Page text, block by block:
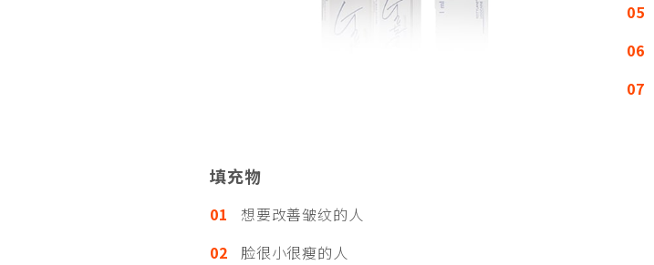
填充物
01 想要改善皱纹的人
02 脸很小很瘦的人
05
06
07